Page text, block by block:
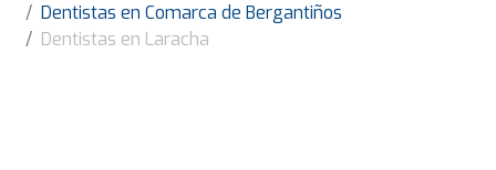
Dentistas en Comarca de Bergantiños
Dentistas en Laracha